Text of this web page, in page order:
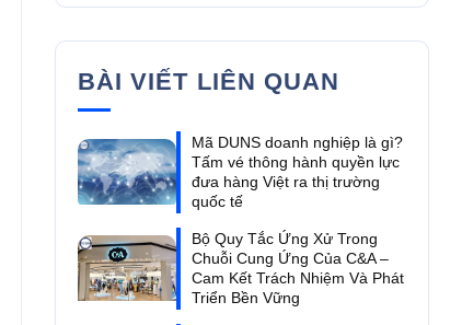
BÀI VIẾT LIÊN QUAN
Mã DUNS doanh nghiệp là gì?
Tấm vé thông hành quyền lực
đưa hàng Việt ra thị trường
quốc tế
Bộ Quy Tắc Ứng Xử Trong
Chuỗi Cung Ứng Của C&A –
Cam Kết Trách Nhiệm Và Phát
Triển Bền Vững